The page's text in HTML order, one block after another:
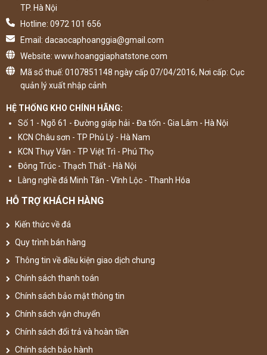
TP. Hà Nội
Hotline: 0972 101 656
Email: dacaocaphoanggia@gmail.com
Website: www.hoanggiaphatstone.com
Mã số thuế: 0107851148 ngày cấp 07/04/2016, Nơi cấp: Cục
quản lý xuất nhập cảnh
HỆ THỐNG KHO CHÍNH HÃNG:
Số 1 - Ngõ 61 - Đường giáp hải - Đa tốn - Gia Lâm - Hà Nội
KCN Châu sơn - TP Phủ Lý - Hà Nam
KCN Thụy Vân - TP Việt Trì - Phú Thọ
Đông Trúc - Thạch Thất - Hà Nội
Làng nghề đá Minh Tân - Vĩnh Lộc - Thanh Hóa
HỖ TRỢ KHÁCH HÀNG
Kiến thức về đá
Quy trình bán hàng
Thông tin về điều kiện giao dịch chung
Chính sách thanh toán
Chính sách bảo mật thông tin
Chính sách vận chuyển
Chính sách đổi trả và hoàn tiền
Chính sách bảo hành